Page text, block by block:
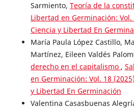
Sarmiento, Teoría de la
Libertad en Germinación: Vol.
Ciencia y Libertad En
María Paula López Castillo,
Martínez, Eileen Valdés
derecho en el capitalismo ,
en Germinación: Vol. 18
y Libertad En Germinación
Valentina Casasbuenas